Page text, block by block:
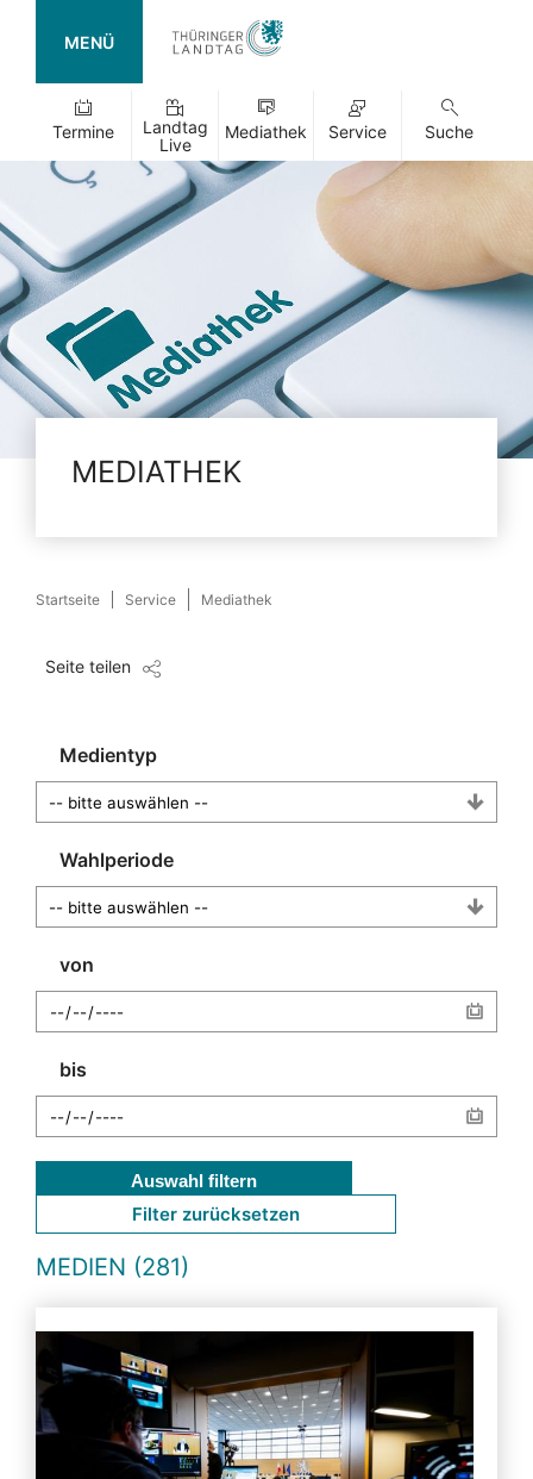
MENÜ
Termine
Landtag
Live
Mediathek Service Suche
MEDIATHEK
Startseite Service Mediathek
Seite teilen
Medientyp
Wahlperiode
von
bis
Auswahl filtern
Filter zurücksetzen
MEDIEN (281)